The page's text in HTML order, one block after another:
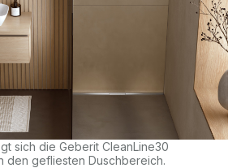
sich die Geberit CleanLine30
den gefliesten Duschbereich.